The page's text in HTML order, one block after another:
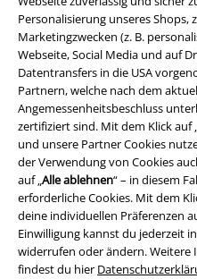
Personalisierung unseres Shops,
Marketingzwecken (z. B.
Webseite, Social Media und auf
Datentransfers in die USA
Partnern, welche nach dem
Angemessenheitsbeschluss
zertifiziert sind. Mit dem Klick auf
und unsere Partner Cookies
der Verwendung von Cookies
auf „Alle ablehnen“ – in diesem
erforderliche Cookies. Mit dem
deine individuellen Präferenzen
Einwilligung kannst du jederzeit
widerrufen oder ändern.
findest du hier
Lade dir jetzt kostenlos unsere
die vielen neuen
A Warner